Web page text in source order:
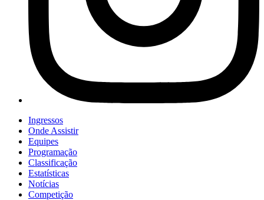
Ingressos
Onde Assistir
Equipes
Programação
Classificação
Estatísticas
Notícias
Competição